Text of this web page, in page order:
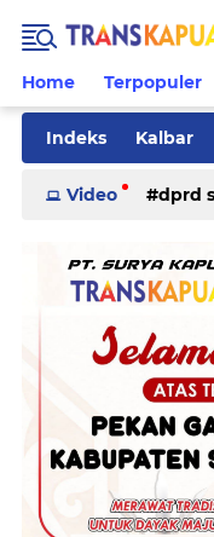
Home Terpopuler
Indeks Kalbar
Pilkades Rohani
Video dprd